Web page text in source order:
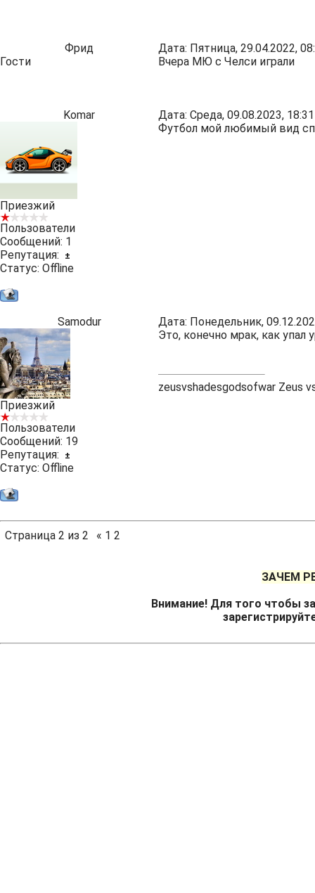
Фрид
Дата: Пятница, 29.04.2022,
Гости
Вчера МЮ с Челси играли
Komar Дата: Среда, 09.08.2023,
Приезжий
Пользователи
Сообщений: 1
Репутация:
±
Статус: Offline
Футбол мой любимый вид
Samodur Дата: Понедельник,
Приезжий
Пользователи
Сообщений: 19
Репутация:
±
Статус: Offline
Это, конечно мрак, как
zeusvshadesgodsofwar Zeus
Страница 2 из 2 « 1 2
ЗАЧЕМ
Внимание! Для того чтобы